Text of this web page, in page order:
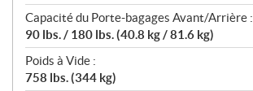
Capacité du Porte-bagages Avant/Arrière :
90 lbs. / 180 lbs. (40.8 kg / 81.6 kg)
Poids à Vide :
758 lbs. (344 kg)